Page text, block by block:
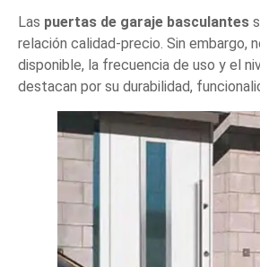
Las puertas de garaje basculantes
relación calidad-precio. Sin embargo,
disponible, la frecuencia de uso y el
destacan por su durabilidad,